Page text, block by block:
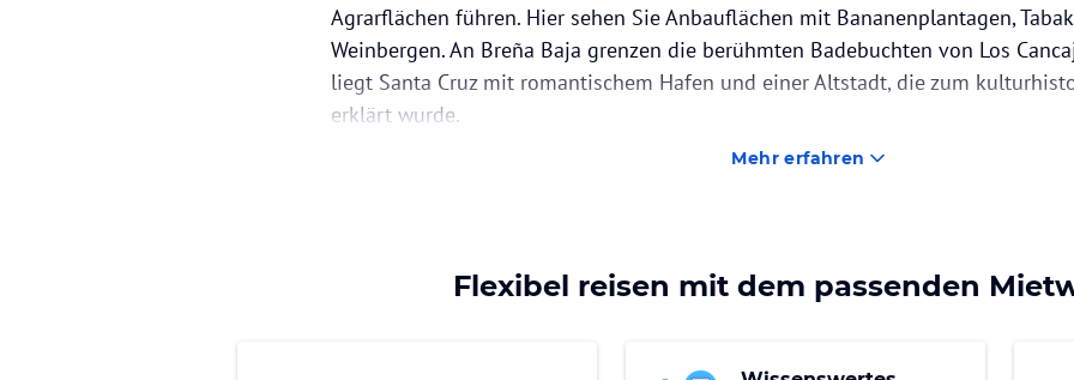
Agrarflächen führen. Hier sehen Sie Anbauflächen mit Bananenplantagen,
Weinbergen. An Breña Baja grenzen die berühmten Badebuchten von Los
liegt Santa Cruz mit romantischem Hafen und einer Altstadt, die zum
erklärt wurde.
Mehr erfahren
Flexibel reisen mit dem passenden